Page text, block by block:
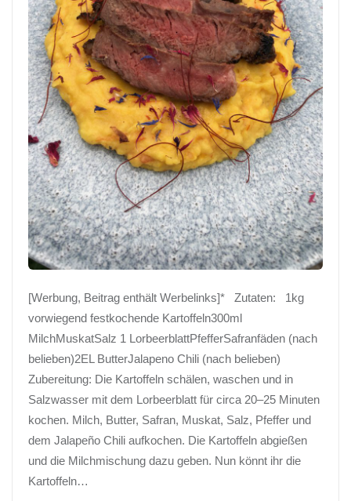
[Werbung, Beitrag enthält Werbelinks]* Zutaten: 1kg
vorwiegend festkochende Kartoffeln300ml
MilchMuskatSalz 1 LorbeerblattPfefferSafranfäden (nach
belieben)2EL ButterJalapeno Chili (nach belieben)
Zubereitung: Die Kartoffeln schälen, waschen und in
Salzwasser mit dem Lorbeerblatt für circa 20–25 Minuten
kochen. Milch, Butter, Safran, Muskat, Salz, Pfeffer und
dem Jalapeño Chili aufkochen. Die Kartoffeln abgießen
und die Milchmischung dazu geben. Nun könnt ihr die
Kartoffeln…